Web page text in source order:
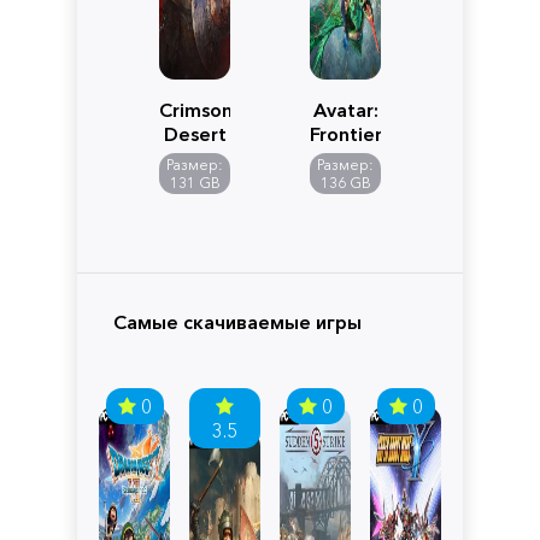
Crimson
Desert
Размер:
131 GB
Avatar:
Frontiers
of
Pandora
Размер:
136 GB
Самые скачиваемые игры
0
3.5
0 0